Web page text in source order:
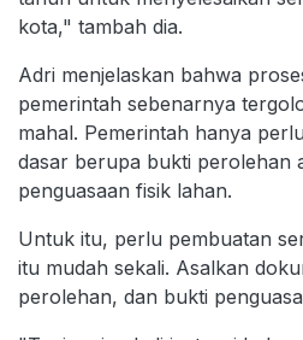
kota," tambah dia.
Adri menjelaskan bahwa
pemerintah sebenarnya
mahal. Pemerintah hanya
dasar berupa bukti perolehan
penguasaan fisik lahan.
Untuk itu, perlu pembuatan
itu mudah sekali. Asalkan
perolehan, dan bukti